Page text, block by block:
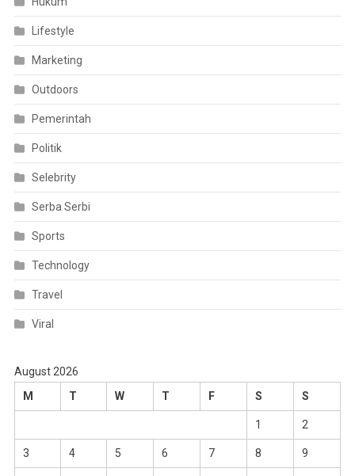
Lifestyle
Marketing
Outdoors
Pemerintah
Politik
Selebrity
Serba Serbi
Sports
Technology
Travel
Viral
August 2026
M
T W T F S S
1 2
3 4 5 6 7 8 9